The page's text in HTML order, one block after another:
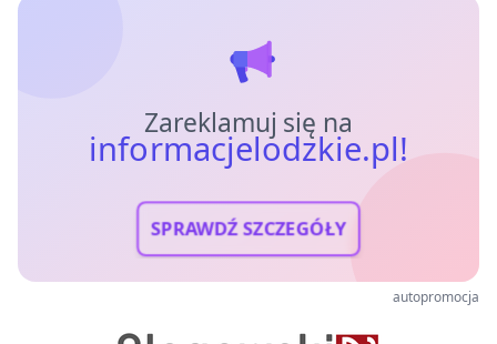
Zareklamuj się na
informacjelodzkie.pl!
SPRAWDŹ SZCZEGÓŁY
autopromocja